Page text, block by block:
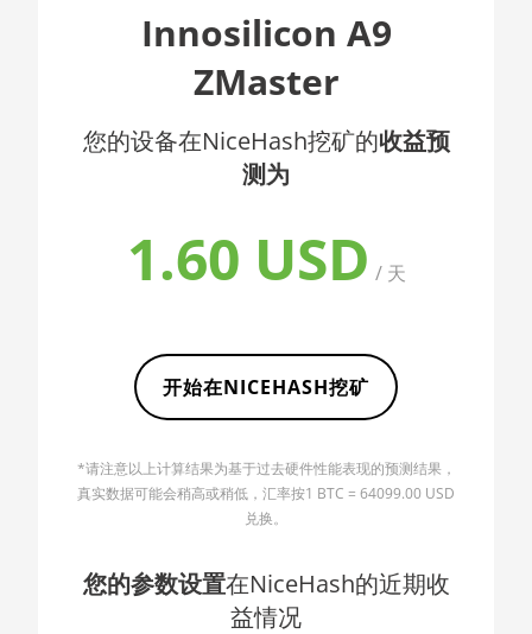
🇦🇲ㅤ AMD
🇦🇴ㅤ AOA - Kz
🏳ㅤ AWG - ƒ
🇧🇦ㅤ BAM - KM
🏳ㅤ BBD - Bds$
🇧🇬ㅤ BGN
🇧🇮ㅤ BIF - FBu
AMD CPU EPYC 7402P
AMD CPU EPYC 7551
AMD CPU EPYC 7742
AMD CPU Ryzen 5 1400
AMD CPU Ryzen 5 1600X
AMD CPU Ryzen 5 2600X
AMD CPU Ryzen 5 3500X
AMD CPU Ryzen 5 3600X
Innosilicon A9
ZMaster
您的设备在NiceHash挖矿的收益预
测为
1.60 USD/ 天
开始在NICEHASH挖矿
*请注意以上计算结果为基于过去硬件性能表现的预测结果，
真实数据可能会稍高或稍低，汇率按1 BTC = 64099.00 USD
兑换。
您的参数设置在NiceHash的近期收
益情况